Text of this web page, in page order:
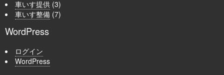
車いす提供 (3)
車いす整備 (7)
WordPress
ログイン
WordPress